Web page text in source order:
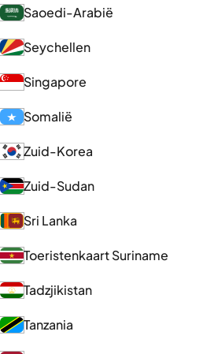
Saoedi-Arabië
Seychellen
Singapore
Somalië
Zuid-Korea
Zuid-Sudan
Sri Lanka
Toeristenkaart Suriname
Tadzjikistan
Tanzania